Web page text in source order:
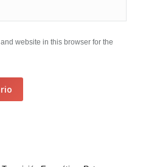
website in this browser for the